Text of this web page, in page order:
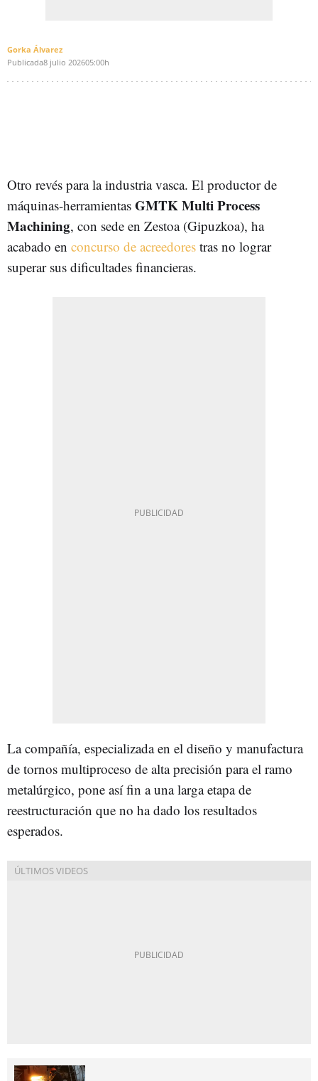
Gorka Álvarez
Publicada8 julio 202605:00h
Otro revés para la industria vasca. El productor de
máquinas-herramientas GMTK Multi Process
Machining, con sede en Zestoa (Gipuzkoa), ha
acabado en concurso de acreedores tras no lograr
superar sus dificultades financieras.
La compañía, especializada en el diseño y manufactura
de tornos multiproceso de alta precisión para el ramo
metalúrgico, pone así fin a una larga etapa de
reestructuración que no ha dado los resultados
esperados.